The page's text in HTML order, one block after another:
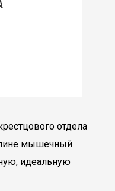
отдела
мышечный
идеальную